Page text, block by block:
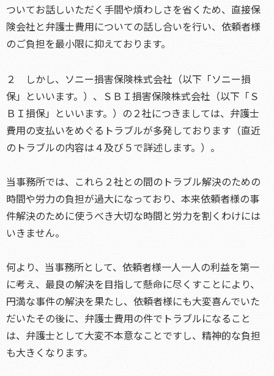
ついてお話しいただく手間や煩わしさを省くため、直接保
険会社と弁護士費用についての話し合いを行い、依頼者様
のご負担を最小限に抑えております。
２ しかし、ソニー損害保険株式会社（以下「ソニー損
保」といいます。）、ＳＢＩ損害保険株式会社（以下「Ｓ
ＢＩ損保」といいます。）の２社につきましては、弁護士
費用の支払いをめぐるトラブルが多発しております（直近
のトラブルの内容は４及び５で詳述します。）。
当事務所では、これら２社との間のトラブル解決のための
時間や労力の負担が過大になっており、本来依頼者様の事
件解決のために使うべき大切な時間と労力を割くわけには
いきません。
何より、当事務所として、依頼者様一人一人の利益を第一
に考え、最良の解決を目指して懸命に尽くすことにより、
円満な事件の解決を果たし、依頼者様にも大変喜んでいた
だいたその後に、弁護士費用の件でトラブルになること
は、弁護士として大変不本意なことですし、精神的な負担
も大きくなります。